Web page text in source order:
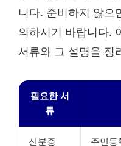
니다. 준비하지 않으
의하시기 바랍니다.
서류와 그 설명을 정
필요한 서
류
신분증 주민등